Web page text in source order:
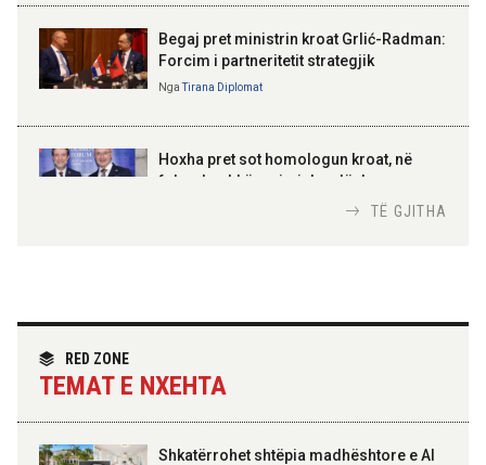
Kosovë!
100-vjetori i themelimit të
Urdhrit të Skënderbeut
Begaj pret ministrin kroat Grlić-Radman:
Forcim i partneritetit strategjik
NgaTirana Diplomat
Hoxha pret sot homologun kroat, në
fokus bashkëpunimi dypalësh
partneritetit strategjik
TË GJITHA
RED ZONE
TEMAT E NXEHTA
Shkatërrohet shtëpia madhështore e Al